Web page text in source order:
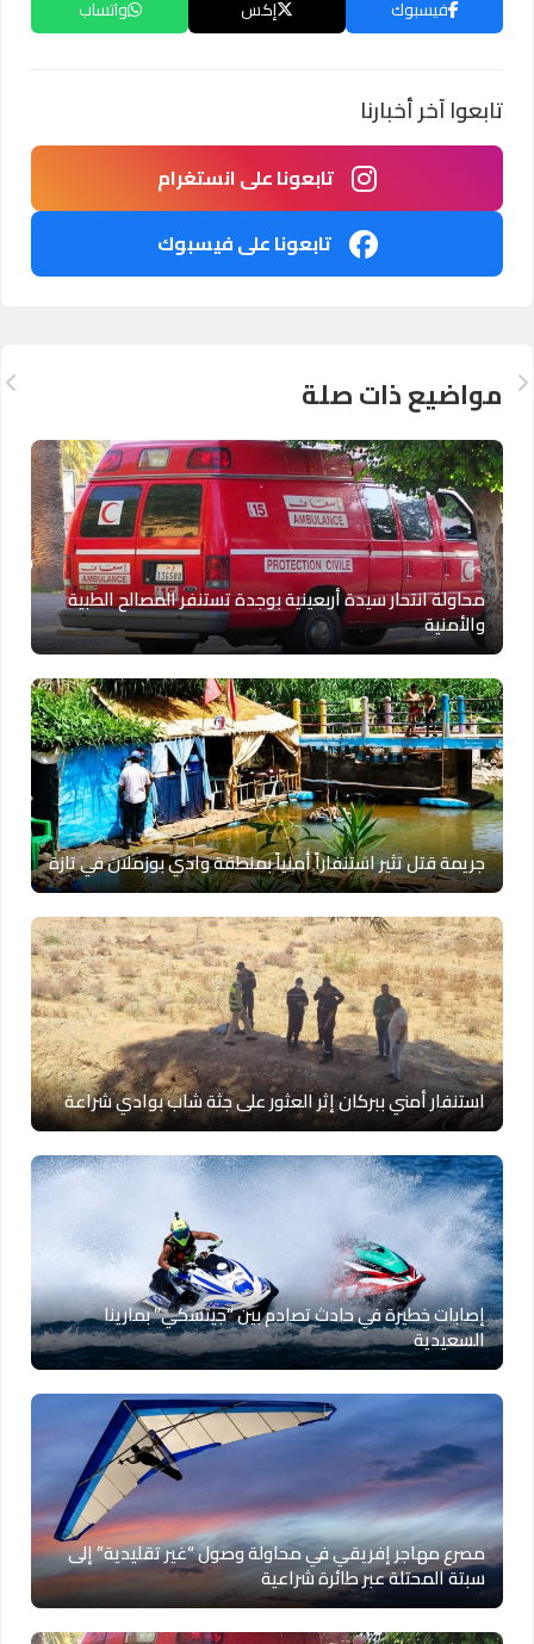
فيسبوك إكس واتساب
تابعوا آخر أخبارنا
تابعونا على انستغرام
تابعونا على فيسبوك
مواضيع ذات صلة
محاولة انتحار سيدة أربعينية بوجدة تستنفر المصالح الطبية
والأمنية
جريمة قتل تثير استنفاراً أمنياً بمنطقة وادي بوزملان في تازة
استنفار أمني ببركان إثر العثور على جثة شاب بوادي شراعة
إصابات خطيرة في حادث تصادم بين “جيتسكي” بمارينا
السعيدية
مصرع مهاجر إفريقي في محاولة وصول “غير تقليدية” إلى
سبتة المحتلة عبر طائرة شراعية